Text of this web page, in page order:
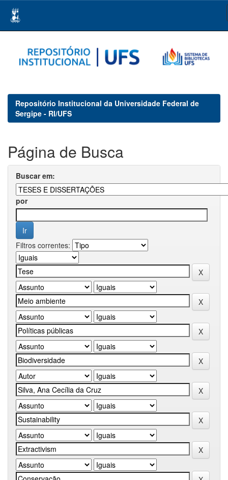
navigation
Repositório Institucional da Universidade Federal de
Sergipe - RI/UFS
Página de Busca
Buscar em:
por
Filtros correntes: